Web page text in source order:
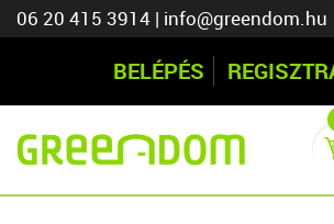
06 20 415 3914 | info@greendom.hu
BELÉPÉS